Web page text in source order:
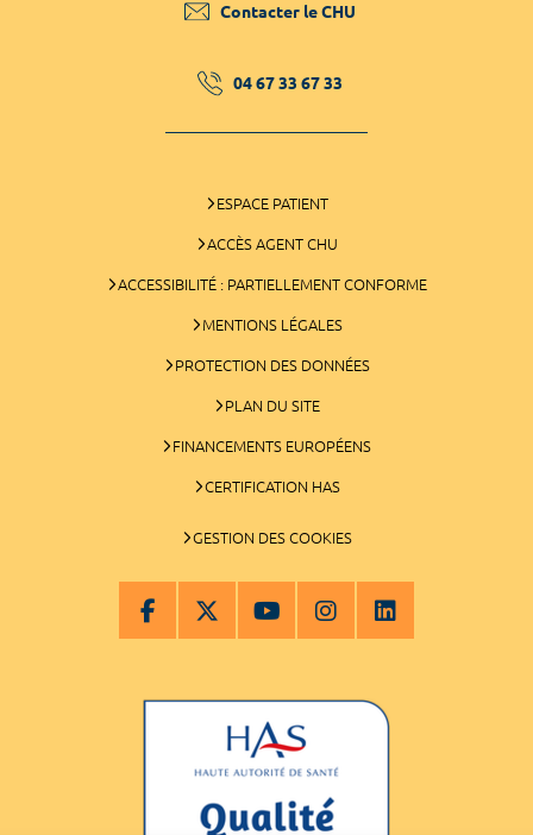
Contacter le CHU
04 67 33 67 33
ESPACE PATIENT
ACCÈS AGENT CHU
ACCESSIBILITÉ : PARTIELLEMENT CONFORME
MENTIONS LÉGALES
PROTECTION DES DONNÉES
PLAN DU SITE
FINANCEMENTS EUROPÉENS
CERTIFICATION HAS
GESTION DES COOKIES